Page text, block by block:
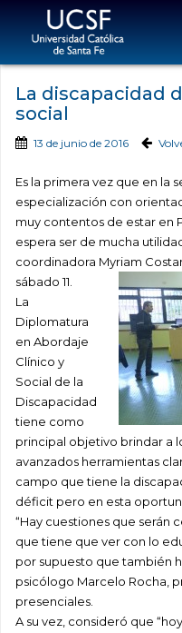
La discapacidad
social
13 de junio de 2016
Es la primera vez que en la
especialización con
muy contentos de estar en
espera ser de mucha
coordinadora Myriam
sábado 11.
La
Diplomatura
en Abordaje
Clínico y
Social de la
Discapacidad
tiene como
principal objetivo brindar a
avanzados herramientas
campo que tiene la
déficit pero en esta
“Hay cuestiones que serán
que tiene que ver con lo
por supuesto que también
psicólogo Marcelo Rocha,
presenciales.
A su vez, consideró que